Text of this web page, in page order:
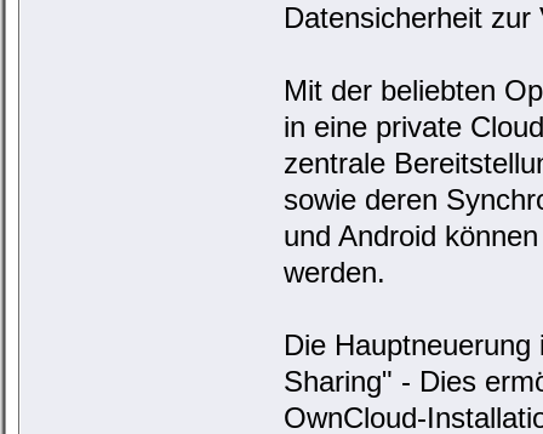
Datensicherheit zur
Mit der beliebten
in eine private
zentrale
sowie deren
und Android
werden.
Die
Sharing" - Dies
OwnCloud-